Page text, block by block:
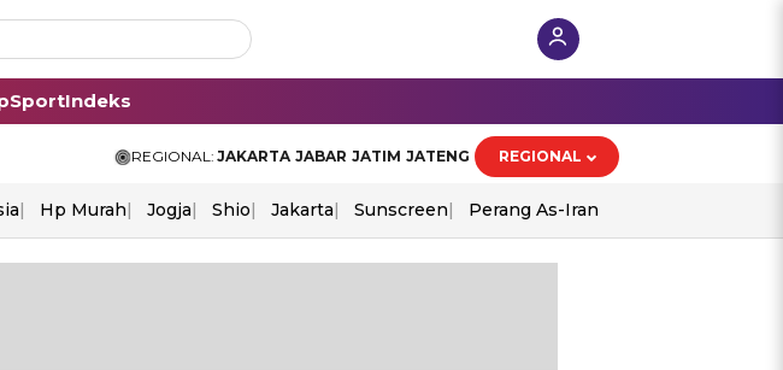
SportIndeks
REGIONAL: JAKARTA JABAR JATIM JATENG REGIONAL
Hp Murah Jogja Shio Jakarta Sunscreen Perang As-Iran